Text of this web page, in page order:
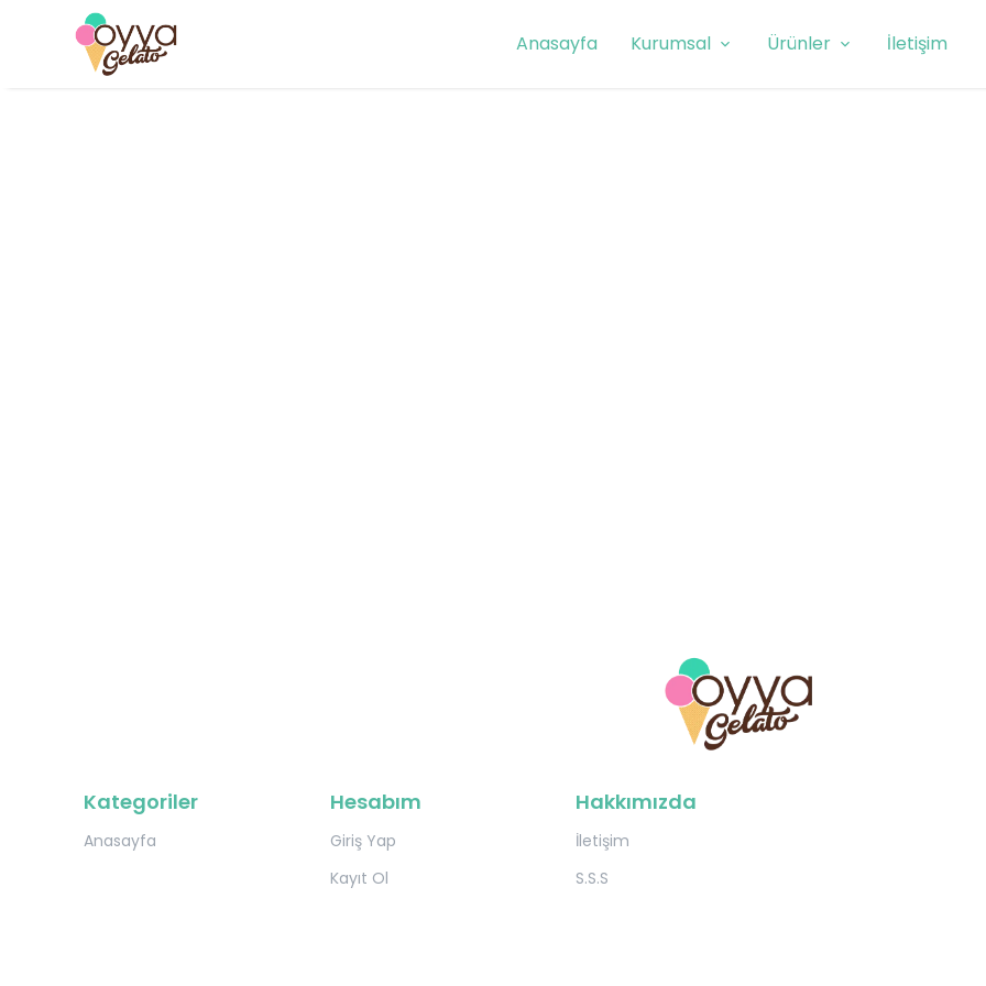
Anasayfa Kurumsal Ürünler İletişim
Kategoriler
Anasayfa
Hesabım
Giriş Yap
Kayıt Ol
Hakkımızda
İletişim
S.S.S